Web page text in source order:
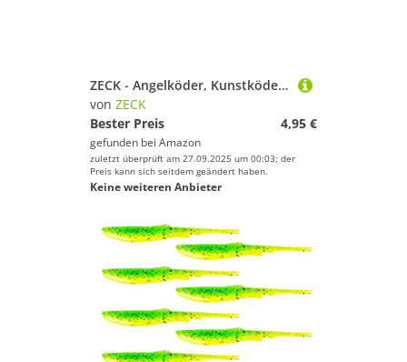
ZECK - Angelköder, Kunstköder, Gummifisch - Zander Gummi | 12cm - Törtelgrün | 3 STK.
von ZECK
Bester Preis
4,95 €
gefunden bei Amazon
zuletzt überprüft am 27.09.2025 um 00:03; der
Preis kann sich seitdem geändert haben.
Keine weiteren Anbieter